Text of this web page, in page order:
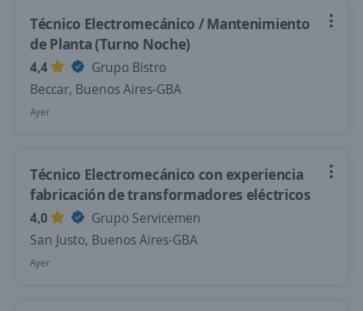
Técnico Electromecánico / Mantenimiento
de Planta (Turno Noche)
4,4
Grupo Bistro
Beccar, Buenos Aires-GBA
Ayer
Técnico Electromecánico con experiencia
fabricación de transformadores eléctricos
4,0
Grupo Servicemen
San Justo, Buenos Aires-GBA
Ayer